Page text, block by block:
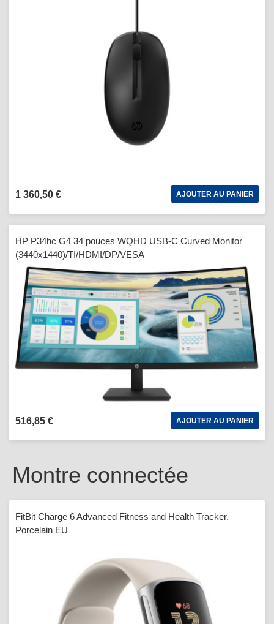
1 360,50 € AJOUTER AU PANIER
HP P34hc G4 34 pouces WQHD USB-C Curved Monitor
(3440x1440)/TI/HDMI/DP/VESA
516,85 € AJOUTER AU PANIER
Montre connectée
FitBit Charge 6 Advanced Fitness and Health Tracker,
Porcelain EU